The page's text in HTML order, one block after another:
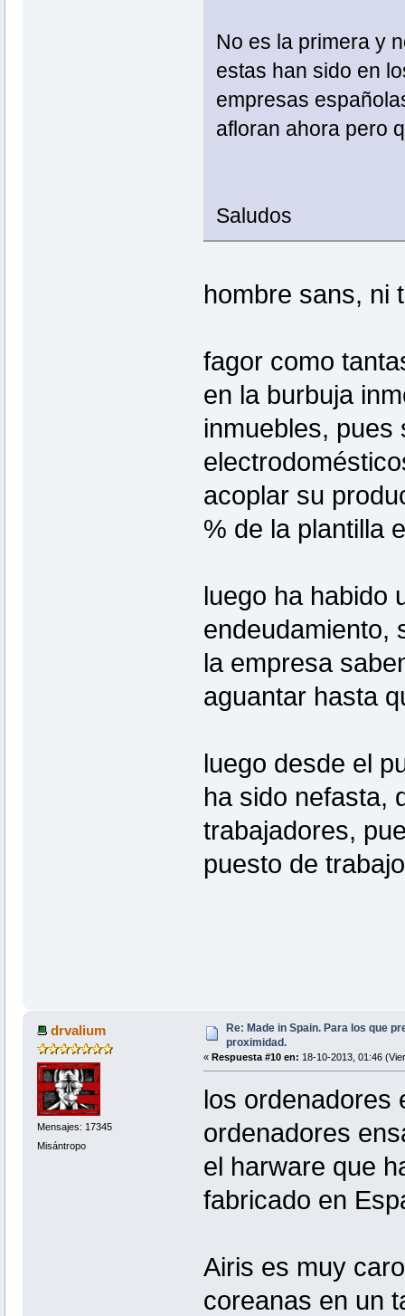
No es la primera y
estas han sido en
empresas
afloran ahora pero
Saludos
hombre sans, ni
fagor como
en la burbuja
inmuebles, pues
acoplar su
% de la plantilla
luego ha habido
endeudamiento,
la empresa
aguantar hasta
luego desde el
ha sido nefasta,
trabajadores,
puesto de
drvalium
Mensajes: 17345
Misántropo
Re: Made in Spain. Para los que
proximidad.
« Respuesta #10 en: 18-10-2013, 01:46
los ordenadores
ordenadores
el harware que
fabricado en
Airis es muy
coreanas en un